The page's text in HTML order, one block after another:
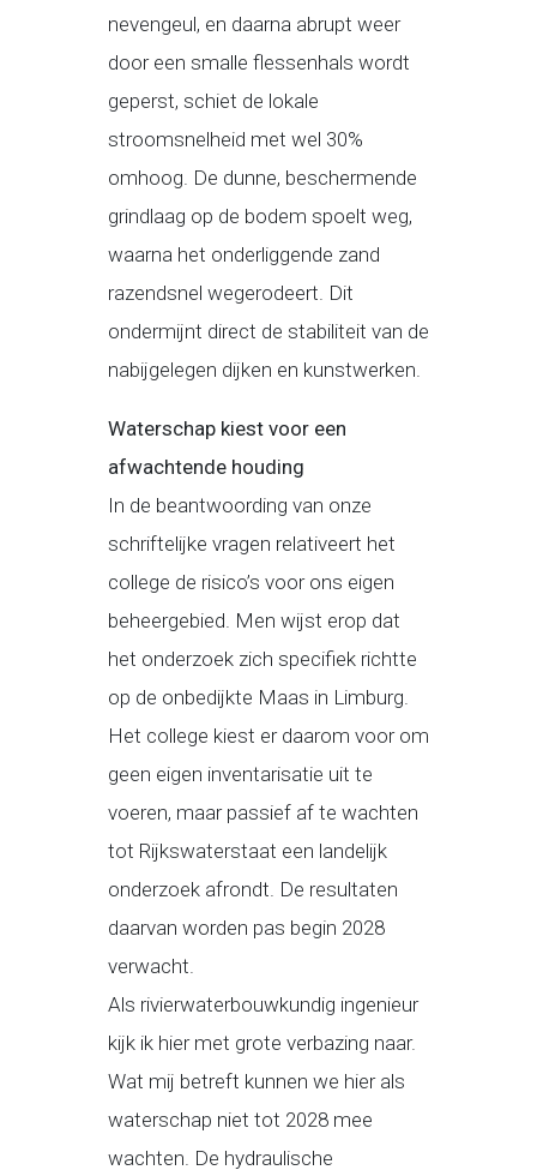
nevengeul, en daarna abrupt weer
door een smalle flessenhals wordt
geperst, schiet de lokale
stroomsnelheid met wel 30%
omhoog. De dunne, beschermende
grindlaag op de bodem spoelt weg,
waarna het onderliggende zand
razendsnel wegerodeert. Dit
ondermijnt direct de stabiliteit van de
nabijgelegen dijken en kunstwerken.
Waterschap kiest voor een
afwachtende houding
In de beantwoording van onze
schriftelijke vragen relativeert het
college de risico’s voor ons eigen
beheergebied. Men wijst erop dat
het onderzoek zich specifiek richtte
op de onbedijkte Maas in Limburg.
Het college kiest er daarom voor om
geen eigen inventarisatie uit te
voeren, maar passief af te wachten
tot Rijkswaterstaat een landelijk
onderzoek afrondt. De resultaten
daarvan worden pas begin 2028
verwacht.
Als rivierwaterbouwkundig ingenieur
kijk ik hier met grote verbazing naar.
Wat mij betreft kunnen we hier als
waterschap niet tot 2028 mee
wachten. De hydraulische